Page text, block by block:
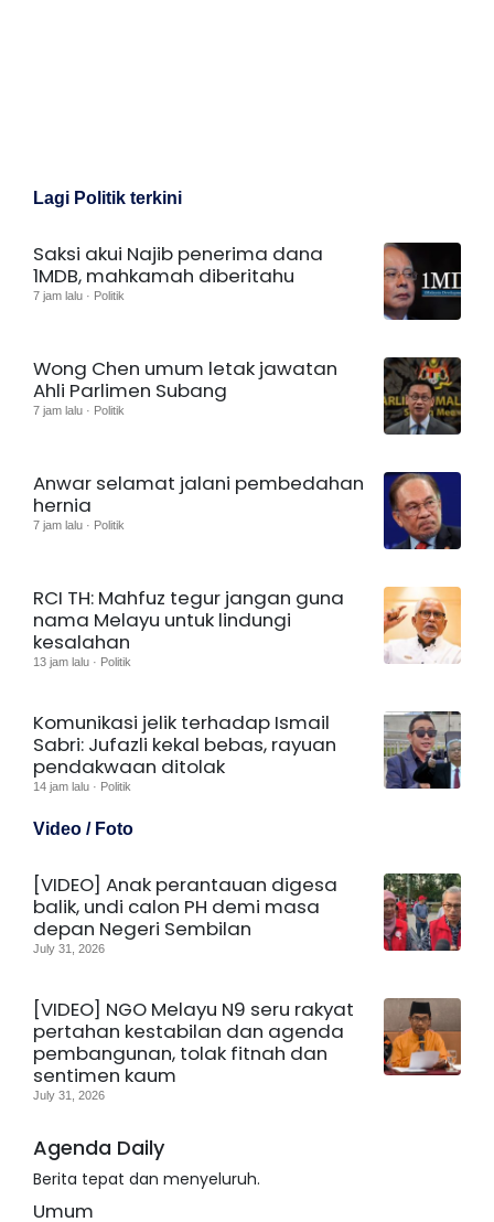
Lagi Politik terkini
Saksi akui Najib penerima dana
1MDB, mahkamah diberitahu
7 jam lalu · Politik
Wong Chen umum letak jawatan
Ahli Parlimen Subang
7 jam lalu · Politik
Anwar selamat jalani pembedahan
hernia
7 jam lalu · Politik
RCI TH: Mahfuz tegur jangan guna
nama Melayu untuk lindungi
kesalahan
13 jam lalu · Politik
Komunikasi jelik terhadap Ismail
Sabri: Jufazli kekal bebas, rayuan
pendakwaan ditolak
14 jam lalu · Politik
Video / Foto
[VIDEO] Anak perantauan digesa
balik, undi calon PH demi masa
depan Negeri Sembilan
July 31, 2026
[VIDEO] NGO Melayu N9 seru rakyat
pertahan kestabilan dan agenda
pembangunan, tolak fitnah dan
sentimen kaum
July 31, 2026
Agenda Daily
Berita tepat dan menyeluruh.
Umum